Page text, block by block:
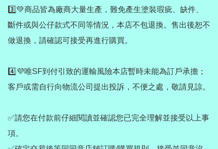
3️⃣💚商品皆為廠商大量生產，難免產生塗裝瑕疵、缺件、
斷件或與公仔款式不同等情況，本店不包退換。售出後恕不
做退換，請確認可接受再進行購買。
4️⃣💜唯SF到付引致的運輸風險本店暫時未能為訂戶承擔；
客戶或需自行向物流公司提出投訴，不便之處，敬請見諒。
✅請您在付款前仔細閱讀並確認您已完全理解並接受以上事
項。